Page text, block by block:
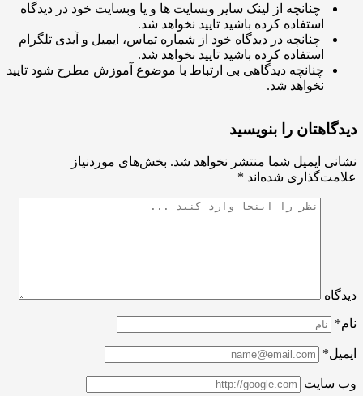
چنانچه از لینک سایر وبسایت ها و یا وبسایت خود در دیدگاه
استفاده کرده باشید تایید نخواهد شد.
چنانچه در دیدگاه خود از شماره تماس، ایمیل و آیدی تلگرام
استفاده کرده باشید تایید نخواهد شد.
چنانچه دیدگاهی بی ارتباط با موضوع آموزش مطرح شود تایید
نخواهد شد.
را بنویسید
ایمیل شما منتشر نخواهد شد. بخش‌های موردنیاز
شده‌اند*